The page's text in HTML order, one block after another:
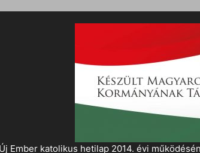
Ember katolikus hetilap 2014. évi